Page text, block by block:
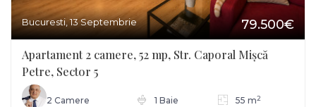
Bucuresti, 13 Septembrie 79.500€
Apartament 2 camere, 52 mp, Str. Caporal Mișcă
Petre, Sector 5
2 Camere 1 Baie 55 m2